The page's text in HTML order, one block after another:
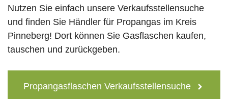
Nutzen Sie einfach unsere Verkaufsstellensuche
und finden Sie Händler für Propangas im Kreis
Pinneberg! Dort können Sie Gasflaschen kaufen,
tauschen und zurückgeben.
Propangasflaschen Verkaufsstellensuche